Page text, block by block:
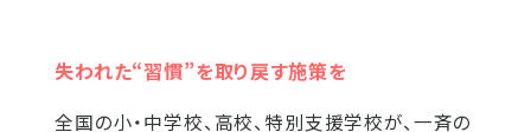
失われた“習慣”を取り戻す施策を
全国の小・中学校、高校、特別支援学校が、一斉の